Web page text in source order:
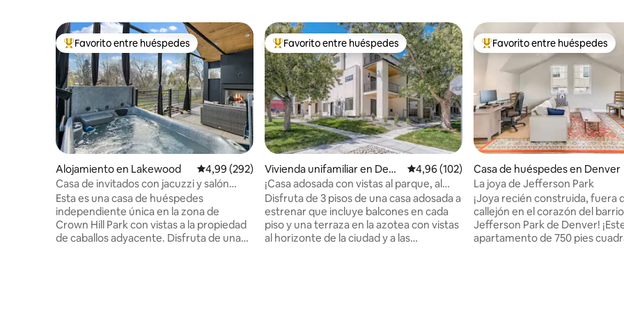
Favorito entre los huéspedes más destacados
Favorito entre huéspedes
Alojamiento en Lakewood Calificación promedio: 4,99 de 5. 292 evaluaciones
4,99 (292)
Casa de invitados con jacuzzi y salón
str23-060
Esta es una casa de huéspedes
independiente única en la zona de
Crown Hill Park con vistas a la propiedad
de caballos adyacente. Disfruta de una
Favorito entre los huéspedes más destacados
Favorito entre huéspedes
Vivienda unifamiliar en Denv
er
Calificación promedio: 4,96 de 5. 102
4,96 (102)
¡Casa adosada con vistas al parque, al
horizonte y a la montaña!
Disfruta de 3 pisos de una casa adosada a
estrenar que incluye balcones en cada
piso y una terraza en la azotea con vistas
al horizonte de la ciudad y a las
Favorito entre los huéspedes
Favorito entre huéspedes
Casa de huéspedes en Denver
La joya de Jefferson Park
¡Joya recién construida, fuera
callejón en el corazón del
Jefferson Park de Denver!
apartamento de 750 pies